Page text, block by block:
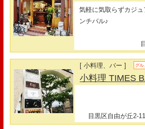
気軽に気取らずカジ
ンチバル♪
[ 小料理、バー ] グル
小料理 TIMES
目黒区自由が丘2-